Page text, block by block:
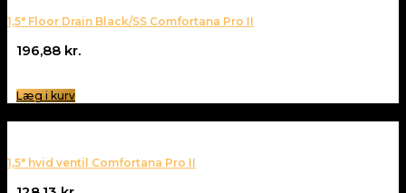
1,5″ Floor Drain Black/SS Comfortana Pro II
196,88 kr.
Læg i kurv
1,5″ hvid ventil Comfortana Pro II